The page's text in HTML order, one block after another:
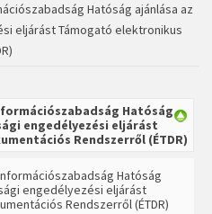
Hatóság ajánlása az
eljárást Támogató elektronikus
Hatóság
engedélyezési eljárást
Rendszerről (ÉTDR)
Hatóság
engedélyezési eljárást
Rendszerről (ÉTDR)